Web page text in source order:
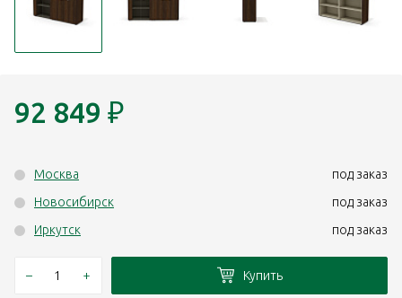
92 849 ₽
Москва
под заказ
Новосибирск
под заказ
Иркутск
под заказ
– + Купить